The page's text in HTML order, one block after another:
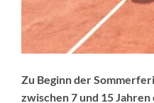
Zu Beginn der
zwischen 7 und 15